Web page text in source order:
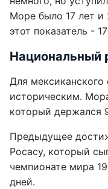
Море было 17 лет и
этот показатель -
Национальный
Для мексиканского
историческим.
который держался
Предыдущее
Росасу, который
чемпионате мира
дней.